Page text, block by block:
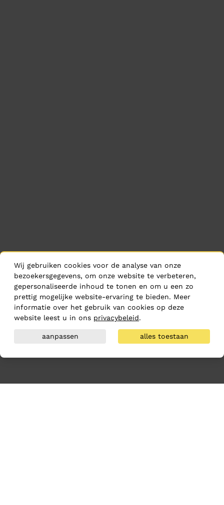
Wij gebruiken cookies voor de analyse van onze
bezoekersgegevens, om onze website te verbeteren,
gepersonaliseerde inhoud te tonen en om u een zo
prettig mogelijke website-ervaring te bieden. Meer
informatie over het gebruik van cookies op deze
website leest u in ons privacybeleid.
aanpassen alles toestaan